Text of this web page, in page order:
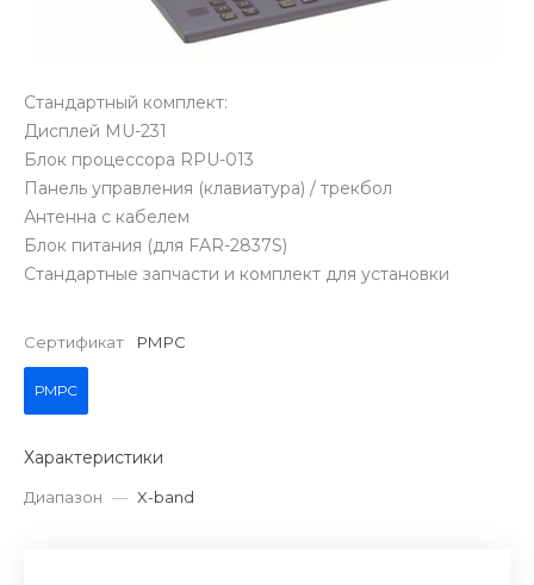
Стандартный комплект:
Дисплей MU-231
Блок процессора RPU-013
Панель управления (клавиатура) / трекбол
Антенна с кабелем
Блок питания (для FAR-2837S)
Стандартные запчасти и комплект для установки
Сертификат РМРС
РМРС
Характеристики
Диапазон — X-band